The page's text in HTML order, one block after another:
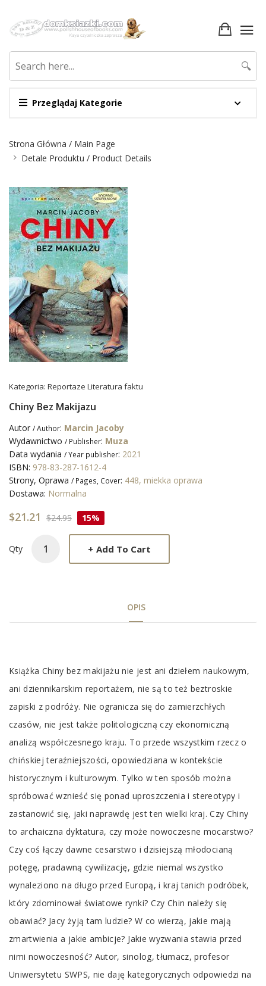
Przeglądaj Kategorie
🔍
Strona Główna / Main Page
Detale Produktu / Product Details
Kategoria: Reportaze Literatura faktu
Chiny Bez Makijazu
Autor / Author: Marcin Jacoby
Wydawnictwo / Publisher: Muza
Data wydania / Year publisher: 2021
ISBN: 978-83-287-1612-4
Strony, Oprawa / Pages, Cover: 448, miekka oprawa
Dostawa: Normalna
$21.21 $24.95 15%
Qty + Add To Cart
OPIS
Tab
Article
Książka Chiny bez makijażu nie jest ani dziełem naukowym,
ani dziennikarskim reportażem, nie są to też beztroskie
zapiski z podróży. Nie ogranicza się do zamierzchłych
czasów, nie jest także politologiczną czy ekonomiczną
analizą współczesnego kraju. To przede wszystkim rzecz o
chińskiej teraźniejszości, opowiedziana w kontekście
historycznym i kulturowym. Tylko w ten sposób można
spróbować wznieść się ponad uproszczenia i stereotypy i
zastanowić się, jaki naprawdę jest ten wielki kraj. Czy Chiny
to archaiczna dyktatura, czy może nowoczesne mocarstwo?
Czy coś łączy dawne cesarstwo i dzisiejszą młodocianą
potęgę, pradawną cywilizację, gdzie niemal wszystko
wynaleziono na długo przed Europą, i kraj tanich podróbek,
który zdominował światowe rynki? Czy Chin należy się
obawiać? Jacy żyją tam ludzie? W co wierzą, jakie mają
zmartwienia a jakie ambicje? Jakie wyzwania stawia przed
nimi nowoczesność? Autor, sinolog, tłumacz, profesor
Uniwersytetu SWPS, nie daję kategorycznych odpowiedzi na